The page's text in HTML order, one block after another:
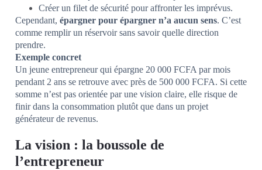
Créer un filet de sécurité pour affronter les imprévus.
Cependant, épargner pour épargner n’a aucun sens. C’est
comme remplir un réservoir sans savoir quelle direction
prendre.
Exemple concret
Un jeune entrepreneur qui épargne 20 000 FCFA par mois
pendant 2 ans se retrouve avec près de 500 000 FCFA. Si cette
somme n’est pas orientée par une vision claire, elle risque de
finir dans la consommation plutôt que dans un projet
générateur de revenus.
La vision : la boussole de
l’entrepreneur